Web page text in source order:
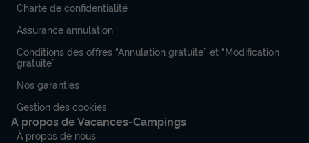
Charte de confidentialité
Assurance annulation
Conditions des offres “Annulation gratuite” et “Modification
gratuite”
Nos garanties
Gestion des cookies
A propos de Vacances-Campings
À propos de nous